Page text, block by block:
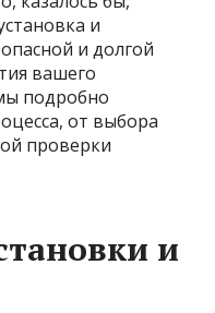
и
и долгой
вашего
подробно
от выбора
проверки
и